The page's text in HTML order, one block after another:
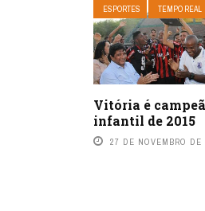
ESPORTES TEMPO REAL
Vitória é
infantil de 2015
27 DE NOVEMBRO DE